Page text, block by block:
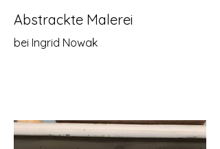
Abstrackte Malerei
bei Ingrid Nowak